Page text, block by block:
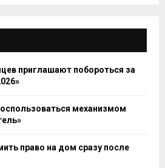
приглашают побороться за
механизмом
право на дом сразу после